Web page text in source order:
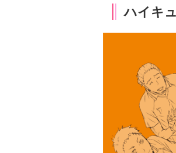
ハイキ